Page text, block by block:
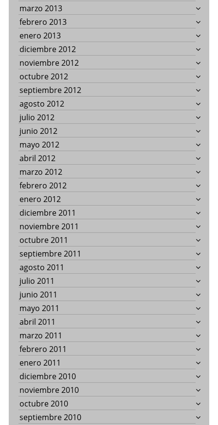
marzo 2013
febrero 2013
enero 2013
diciembre 2012
noviembre 2012
octubre 2012
septiembre 2012
agosto 2012
julio 2012
junio 2012
mayo 2012
abril 2012
marzo 2012
febrero 2012
enero 2012
diciembre 2011
noviembre 2011
octubre 2011
septiembre 2011
agosto 2011
julio 2011
junio 2011
mayo 2011
abril 2011
marzo 2011
febrero 2011
enero 2011
diciembre 2010
noviembre 2010
octubre 2010
septiembre 2010